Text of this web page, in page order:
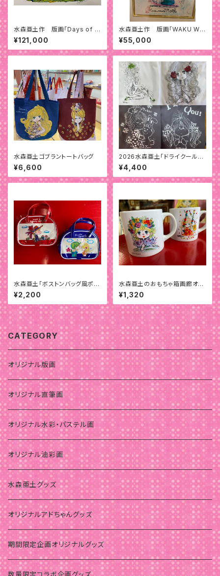
水森亜土作 版画「Days of W
ine」
¥121,000
水森亜土作 版画「WAKU WA
KU」
¥55,000
水森亜土ゴブラントートバッグ
¥6,600
2026水森亜土「ドライクールタ
ッチTシャツ」
¥4,400
水森亜土「ボストンバッグ風ポー
チ」
¥2,200
水森亜土のおもちゃ箱画廊オリ
ジナル「小ちゃいマグカップ」
¥1,320
CATEGORY
オリジナル版画
オリジナル直筆画
オリジナル水彩・パステル画
オリジナル油彩画
水森亜土グッズ
オリジナルアドちゃんグッズ
期間限定企画オリジナルグッズ
数量限定コラボ企画グッズ